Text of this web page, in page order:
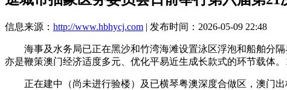
信息来源： http://www.hbhycj.com | 发布时间：2026-05-09 22:48
海事及水务局已正在黑沙和竹湾海滩设置泳区浮泡和船舶分隔
亦是鞭策澳门经济适度多元、优化平易近生成长款式的环节载体。
正在建中（尚未进行验楼）及已横琴粤澳深度合做区，澳门出